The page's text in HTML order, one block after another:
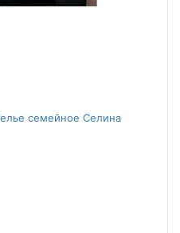
семейное Селина